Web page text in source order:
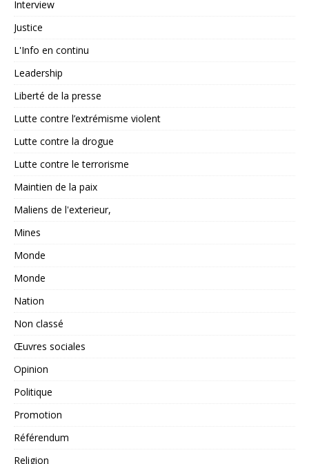
Interview
Justice
L'Info en continu
Leadership
Liberté de la presse
Lutte contre l’extrémisme violent
Lutte contre la drogue
Lutte contre le terrorisme
Maintien de la paix
Maliens de l'exterieur,
Mines
Monde
Monde
Nation
Non classé
Œuvres sociales
Opinion
Politique
Promotion
Référendum
Religion